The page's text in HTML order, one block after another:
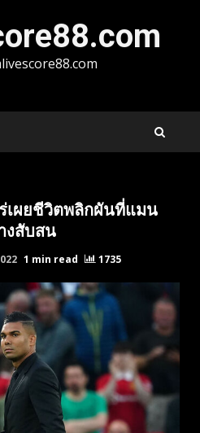
เผยชีวิตพลิกผันที่แมน
งสับสน
1 min read 1735